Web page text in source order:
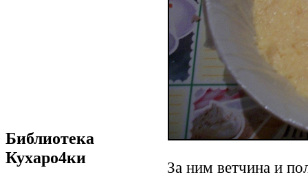
Библиотека
Кухаро4ки
За ним ветчина и